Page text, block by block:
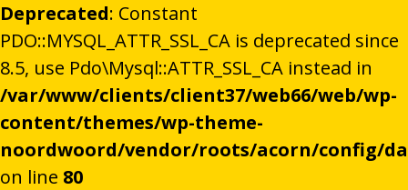
Deprecated: Constant
PDO::MYSQL_ATTR_SSL_CA is deprecated since
8.5, use Pdo\Mysql::ATTR_SSL_CA instead in
/var/www/clients/client37/web66/web/wp-
content/themes/wp-theme-
noordwoord/vendor/roots/acorn/config/
on line 80